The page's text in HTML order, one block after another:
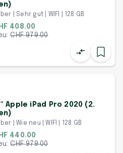
| Sehr gut | WIFI | 128 GB
408.00
CHF979.00
Apple iPad Pro 2020 (2.
| Wie neu | WIFI | 128 GB
440.00
CHF979.00